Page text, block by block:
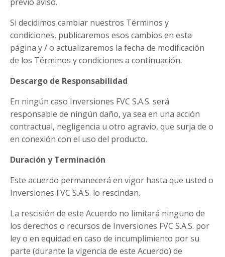
Si decidimos cambiar nuestros Términos y
condiciones, publicaremos esos cambios en esta
página y / o actualizaremos la fecha de modificación
de los Términos y condiciones a continuación.
Descargo de Responsabilidad
En ningún caso Inversiones FVC S.A.S. será
responsable de ningún daño, ya sea en una acción
contractual, negligencia u otro agravio, que surja de o
en conexión con el uso del producto.
Duración y Terminación
Este acuerdo permanecerá en vigor hasta que usted o
Inversiones FVC S.A.S. lo rescindan.
La rescisión de este Acuerdo no limitará ninguno de
los derechos o recursos de Inversiones FVC S.A.S. por
ley o en equidad en caso de incumplimiento por su
parte (durante la vigencia de este Acuerdo) de